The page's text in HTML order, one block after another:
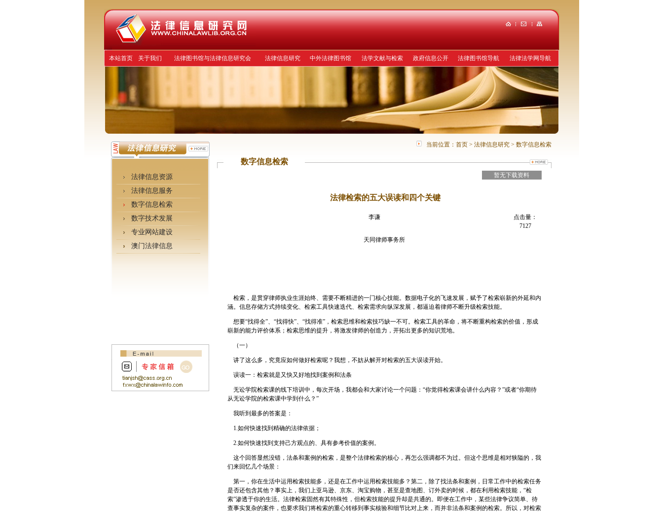
本站首页 关于我们 法律图书馆与法律信息研究会 法律信息研究 中外法律图书馆 法学文献与检索 政府信息公开 法律图书馆导航 法律法学网导航
法律信息资源
法律信息服务
数字信息检索
数字技术发展
专业网站建设
澳门法律信息
当前位置： 首页 > 法律信息研究 > 数字信息检索
数字信息检索
暂无下载资料
法律检索的五大误读和四个关键
李谦
点击量：
7127
天同律师事务所
检索，是贯穿律师执业生涯始终、需要不断精进的一门核心技能。数据电子化的飞速发展，赋予了检索崭新的外延和内
涵。信息存储方式持续变化、检索工具快速迭代、检索需求向纵深发展，都逼迫着律师不断升级检索技能。
想要“找得全”、“找得快”、“找得准”，检索思维和检索技巧缺一不可。检索工具的革命，将不断重构检索的价值，形成
崭新的能力评价体系；检索思维的提升，将激发律师的创造力，开拓出更多的知识荒地。
（一）
讲了这么多，究竟应如何做好检索呢？我想，不妨从解开对检索的五大误读开始。
误读一：检索就是又快又好地找到案例和法条
无讼学院检索课的线下培训中，每次开场，我都会和大家讨论一个问题：“你觉得检索课会讲什么内容？”或者“你期待
从无讼学院的检索课中学到什么？”
我听到最多的答案是：
1.如何快速找到精确的法律依据；
2.如何快速找到支持己方观点的、具有参考价值的案例。
这个回答显然没错，法条和案例的检索，是整个法律检索的核心，再怎么强调都不为过。但这个思维是相对狭隘的，我
们来回忆几个场景：
第一，你在生活中运用检索技能多，还是在工作中运用检索技能多？第二，除了找法条和案例，日常工作中的检索任务
是否还包含其他？事实上，我们上亚马逊、京东、淘宝购物，甚至是查地图、订外卖的时候，都在利用检索技能，“检
索”渗透于你的生活。法律检索固然有其特殊性，但检索技能的提升却是共通的。即便在工作中，某些法律争议简单、待
查事实复杂的案件，也要求我们将检索的重心转移到事实核验和细节比对上来，而并非法条和案例的检索。所以，对检索